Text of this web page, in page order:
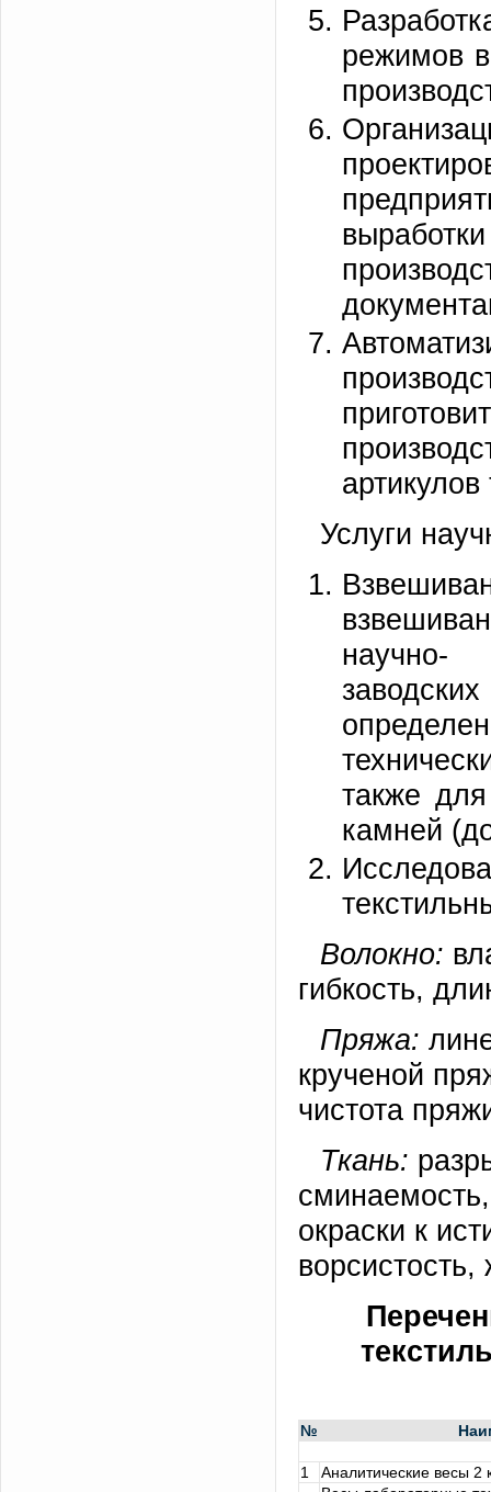
режимов
артикулов
Услуги
научно-
также
камней
Волокно:
гибкость,
Пряжа:
крученой
чистота
Ткань:
окраски к
ворсистость,
№
1
Аналитические весы 2